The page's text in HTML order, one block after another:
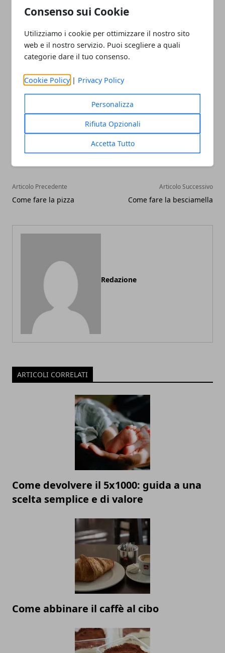
Consenso sui Cookie
Utilizziamo i cookie per ottimizzare il nostro sito
web e il nostro servizio. Puoi scegliere a quali
categorie dare il tuo consenso.
Cookie Policy | Privacy Policy
Personalizza
Rifiuta Opzionali
Accetta Tutto
la realizzazione della propria ricetta, può essere
lievito di birra può essere conservato all'interno di
un frigorifero per qualche giorno, senza alcun
Facebook
TwitterWhatsapp
Articolo Precedente
Come fare la pizza
Articolo Successivo
Come fare la besciamella
Redazione
ARTICOLI CORRELATI
Come devolvere il 5x1000: guida a una
scelta semplice e di valore
Come abbinare il caffè al cibo